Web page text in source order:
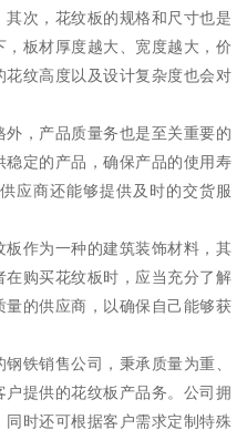
次，花纹板的规格和尺寸也是
板材厚度越大、宽度越大，价
纹高度以及设计复杂度也会对
，产品质量务也是至关重要的
定的产品，确保产品的使用寿
应商还能够提供及时的交货服
作为一种的建筑装饰材料，其
购买花纹板时，应当充分了解
的供应商，以确保自己能够获
铁销售公司，秉承质量为重、
提供的花纹板产品务。公司拥
时还可根据客户需求定制特殊